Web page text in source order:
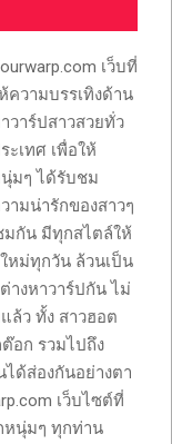
เว็บที่
ความบรรเทิงด้าน
วาร์ปสาวสวยทั่ว
ะเทศ เพื่อให้
มๆ ได้รับชม
ามน่ารักของสาวๆ
มกัน มีทุกสไตล์ให้
หม่ทุกวัน ล้วนเป็น
างหาวาร์ปกัน ไม่
ล้ว ทั้ง สาวฮอต
อก รวมไปถึง
ด้ส่องกันอย่างตา
เว็บไซต์ที่
หนุ่มๆ ทุกท่าน